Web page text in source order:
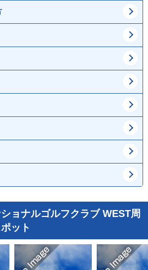
宮崎県
ョナルゴルフクラブ WEST周
ット